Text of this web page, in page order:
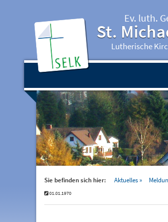
Ev. luth.
St.
Lutherische
Sie befinden sich hier: Aktuelles
01.01.1970